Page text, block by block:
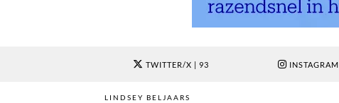
TWITTER/X | 93 INSTAGRAM
LINDSEY BELJAARS